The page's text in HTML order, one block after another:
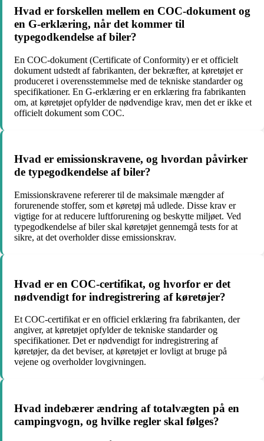
Hvad er forskellen mellem en COC-dokument og
en G-erklæring, når det kommer til
typegodkendelse af biler?
En COC-dokument (Certificate of Conformity) er et officielt
dokument udstedt af fabrikanten, der bekræfter, at køretøjet er
produceret i overensstemmelse med de tekniske standarder og
specifikationer. En G-erklæring er en erklæring fra fabrikanten
om, at køretøjet opfylder de nødvendige krav, men det er ikke et
officielt dokument som COC.
Hvad er emissionskravene, og hvordan påvirker
de typegodkendelse af biler?
Emissionskravene refererer til de maksimale mængder af
forurenende stoffer, som et køretøj må udlede. Disse krav er
vigtige for at reducere luftforurening og beskytte miljøet. Ved
typegodkendelse af biler skal køretøjet gennemgå tests for at
sikre, at det overholder disse emissionskrav.
Hvad er en COC-certifikat, og hvorfor er det
nødvendigt for indregistrering af køretøjer?
Et COC-certifikat er en officiel erklæring fra fabrikanten, der
angiver, at køretøjet opfylder de tekniske standarder og
specifikationer. Det er nødvendigt for indregistrering af
køretøjer, da det beviser, at køretøjet er lovligt at bruge på
vejene og overholder lovgivningen.
Hvad indebærer ændring af totalvægten på en
campingvogn, og hvilke regler skal følges?